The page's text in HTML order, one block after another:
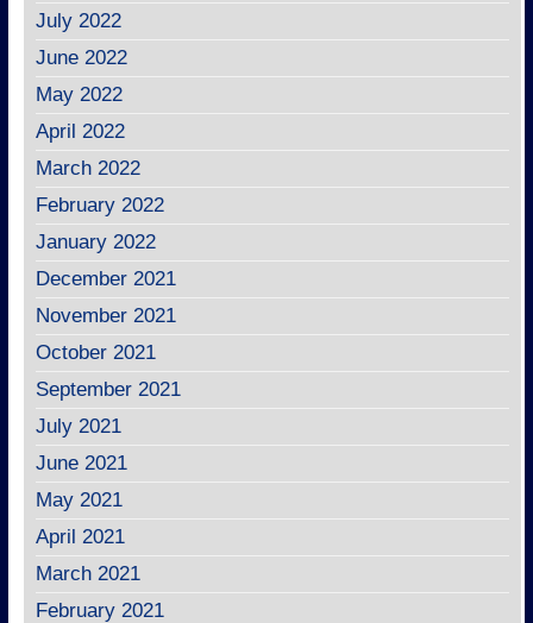
July 2022
June 2022
May 2022
April 2022
March 2022
February 2022
January 2022
December 2021
November 2021
October 2021
September 2021
July 2021
June 2021
May 2021
April 2021
March 2021
February 2021